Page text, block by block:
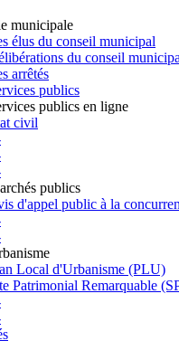
municipale
élus du conseil municipal
du conseil
arrêtés
publics
publics en ligne
civil
publics
d'appel public à la
Local d'Urbanisme (PLU)
Patrimonial Remarquable